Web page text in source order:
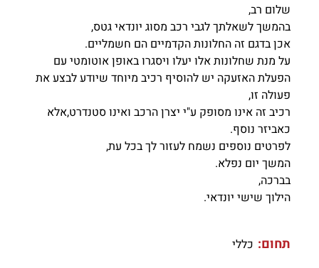
שלום רב,
בהמשך לשאלתך לגבי רכב מסוג יונדאי גטס,
אכן בדגם זה החלונות הקדמיים הם חשמליים.
על מנת שחלונות אלו יעלו ויסגרו באופן אוטומטי עם
הפעלת האזעקה יש להוסיף רכיב מיוחד שיודע לבצע את
פעולה זו,
רכיב זה אינו מסופק ע"י יצרן הרכב ואינו סטנדרט,אלא
כאביזר נוסף.
לפרטים נוספים נשמח לעזור לך בכל עת,
המשך יום נפלא.
בברכה,
הילוך שישי יונדאי.
תחום: כללי